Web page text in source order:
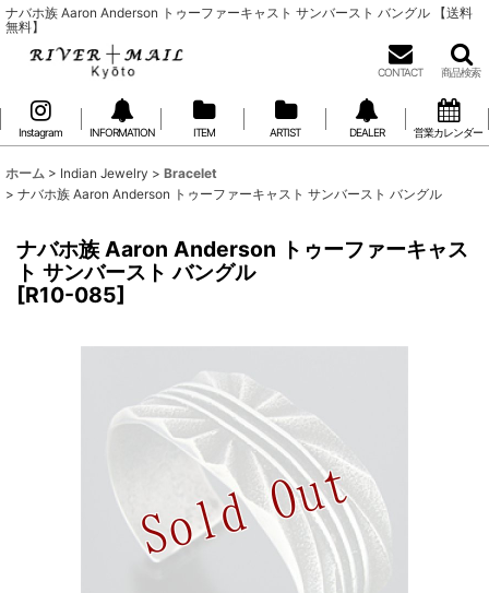
ナバホ族 Aaron Anderson トゥーファーキャスト サンバースト バングル 【送料
無料】
CONTACT 商品検索
Instagram INFORMATION ITEM ARTIST DEALER 営業カレンダー
ホーム > Indian Jewelry > Bracelet
> ナバホ族 Aaron Anderson トゥーファーキャスト サンバースト バングル
ナバホ族 Aaron Anderson トゥーファーキャス
ト サンバースト バングル
[R10-085]